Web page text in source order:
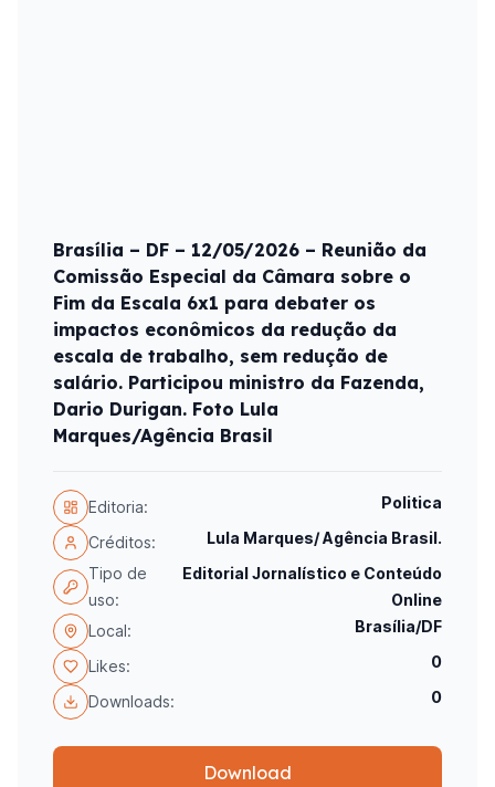
Brasília – DF – 12/05/2026 – Reunião da
Comissão Especial da Câmara sobre o
Fim da Escala 6x1 para debater os
impactos econômicos da redução da
escala de trabalho, sem redução de
salário. Participou ministro da Fazenda,
Dario Durigan. Foto Lula
Marques/Agência Brasil
Editoria: Politica
Créditos:
Lula Marques/ Agência Brasil.
Tipo de
uso:
Editorial Jornalístico e Conteúdo
Online
Local:
Brasília/DF
Likes: 0
Downloads: 0
Download